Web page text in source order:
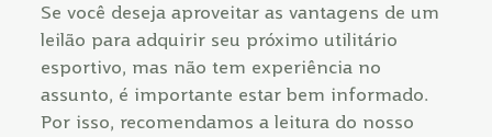
Se você deseja aproveitar as vantagens de um
leilão para adquirir seu próximo utilitário
esportivo, mas não tem experiência no
assunto, é importante estar bem informado.
Por isso, recomendamos a leitura do nosso